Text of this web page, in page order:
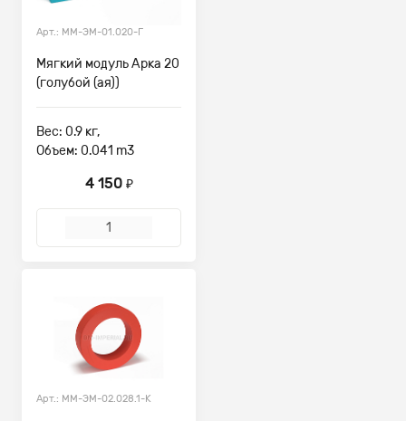
Арт.: ММ-ЭМ-01.020-Г
Мягкий модуль Арка 20
(голубой (ая))
Вес: 0.9 кг,
Объем: 0.041 m3
4 150 ₽
Арт.: ММ-ЭМ-02.028.1-К